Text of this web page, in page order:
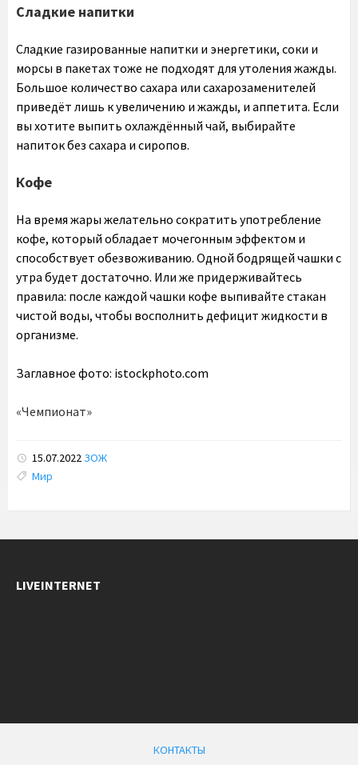
Сладкие напитки
Сладкие газированные напитки и энергетики, соки и
морсы в пакетах тоже не подходят для утоления жажды.
Большое количество сахара или сахарозаменителей
приведёт лишь к увеличению и жажды, и аппетита. Если
вы хотите выпить охлаждённый чай, выбирайте
напиток без сахара и сиропов.
Кофе
На время жары желательно сократить употребление
кофе, который обладает мочегонным эффектом и
способствует обезвоживанию. Одной бодрящей чашки с
утра будет достаточно. Или же придерживайтесь
правила: после каждой чашки кофе выпивайте стакан
чистой воды, чтобы восполнить дефицит жидкости в
организме.
Заглавное фото: istockphoto.com
«Чемпионат»
15.07.2022 ЗОЖ
Tags:
Мир
LIVEINTERNET
КОНТАКТЫ